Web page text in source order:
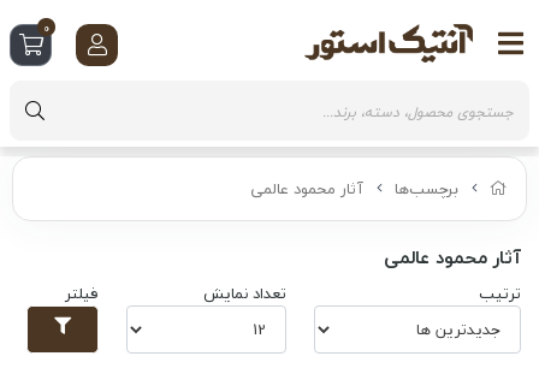
برچسب‌ها آثار محمود عالمی
آثار محمود عالمی
ترتیب تعداد نمایش فیلتر
0